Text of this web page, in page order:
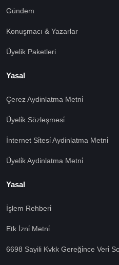
Gündem
Konuşmacı & Yazarlar
Üyelik Paketleri
Yasal
Çerez Aydinlatma Metni̇
Üyeli̇k Sözleşmesi̇
İnternet Si̇tesi̇ Aydinlatma Metni̇
Üyeli̇k Aydinlatma Metni̇
Yasal
İşlem Rehberi̇
Etk İzni̇ Metni̇
6698 Sayili Kvkk Gereği̇nce Veri̇